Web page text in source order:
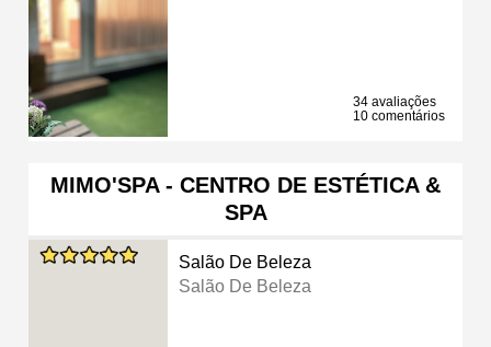
34 avaliações
10 comentários
MIMO'SPA - CENTRO DE ESTÉTICA &
SPA
Salão De Beleza
Salão De Beleza